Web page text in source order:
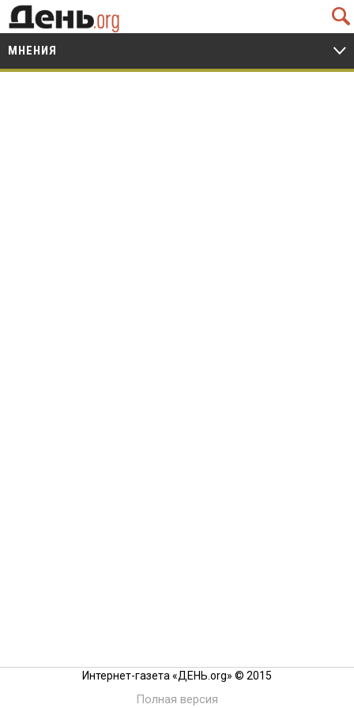
Q
V
МНЕНИЯ
Интернет-газета «ДЕНЬ.org» © 2015
Полная версия